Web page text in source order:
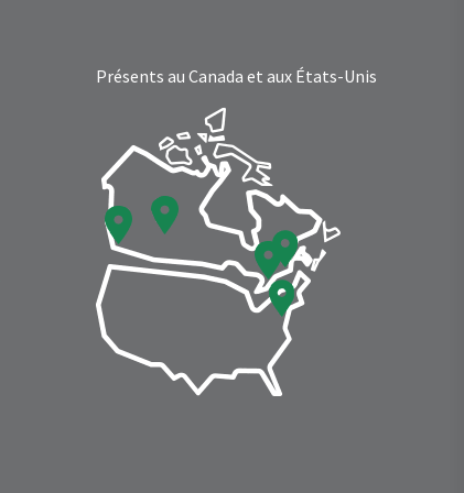
Présents au Canada et aux États-Unis